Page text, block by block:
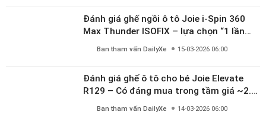
Đánh giá ghế ngồi ô tô Joie i-Spin 360
Max Thunder ISOFIX – lựa chọn “1 lần
dùng đến 12 năm” có đáng giá gần 9
Ban tham vấn DailyXe 15-03-2026 06:00
Đánh giá ghế ô tô cho bé Joie Elevate
R129 – Có đáng mua trong tầm giá ~2.8
Ban tham vấn DailyXe 14-03-2026 06:00